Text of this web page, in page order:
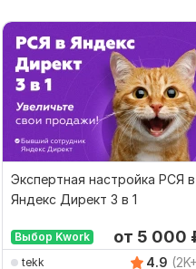
Экспертная настройка РСЯ в
Яндекс Директ 3 в 1
Выбор Kwork от 5 000
tekk 4.9